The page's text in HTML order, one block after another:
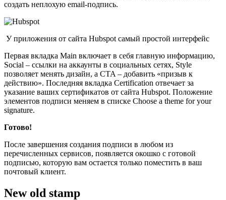
создать неплохую email-подпись.
У приложения от сайта Hubspot самый простой интерфейс
Первая вкладка Main включает в себя главную информацию,
Social – ссылки на аккаунты в социальных сетях, Style
позволяет менять дизайн, а CTA – добавить «призыв к
действию». Последняя вкладка Certification отвечает за
указание ваших сертификатов от сайта Hubspot. Положение
элементов подписи меняем в списке Choose a theme for your
signature.
Готово!
После завершения создания подписи в любом из
перечисленных сервисов, появляется окошко с готовой
подписью, которую вам остается только поместить в ваш
почтовый клиент.
New old stamp